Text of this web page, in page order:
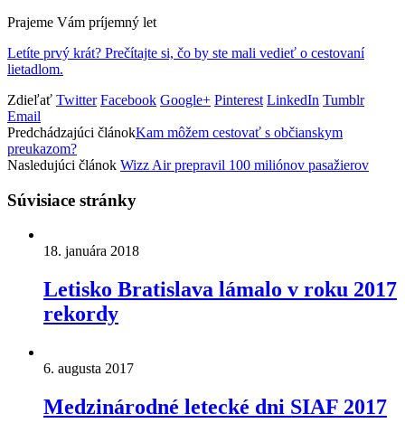
Prajeme Vám príjemný let
Letíte prvý krát? Prečítajte si, čo by ste mali vedieť o cestovaní
lietadlom.
Zdieľať Twitter Facebook Google+ Pinterest LinkedIn Tumblr
Email
Predchádzajúci článokKam môžem cestovať s občianskym
preukazom?
Nasledujúci článok Wizz Air prepravil 100 miliónov pasažierov
Súvisiace stránky
18. januára 2018
Letisko Bratislava lámalo v roku 2017
rekordy
6. augusta 2017
Medzinárodné letecké dni SIAF 2017